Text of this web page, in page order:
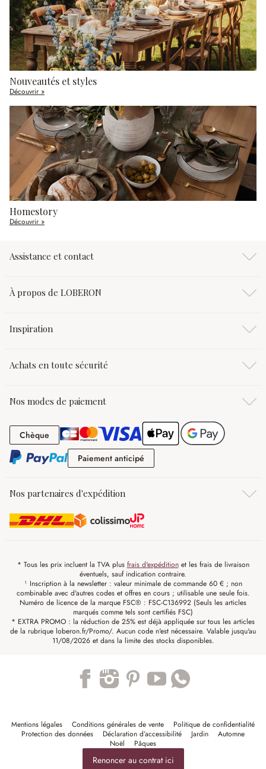
Nouveautés et styles
Découvrir »
Homestory
Découvrir »
Assistance et contact
À propos de LOBERON
Inspiration
Achats en toute sécurité
Nos modes de paiement
Chèque Chèque
Paiement anticipé
Nos partenaires d'expédition
* Tous les prix incluent la TVA plus frais d'expéditionet les frais de livraison
éventuels, sauf indication contraire.
¹ Inscription à la newsletter : valeur minimale de commande 60 € ; non
combinable avec d'autres codes et offres en cours ; utilisable une seule fois.
Numéro de licence de la marque FSC® : FSC-C136992 (Seuls les articles
marqués comme tels sont certifiés FSC)
* EXTRA PROMO : la réduction de 25% est déjà appliquée sur tous les articles
de la rubrique loberon.fr/Promo/. Aucun code n'est nécessaire. Valable jusqu'au
11/08/2026 et dans la limite des stocks disponibles.
Mentions légales Conditions générales de vente
Politique de confidentialité
Protection des données
Déclaration d’accessibilité Jardin
Automne
Noël
Pâques
Renoncer au contrat ici